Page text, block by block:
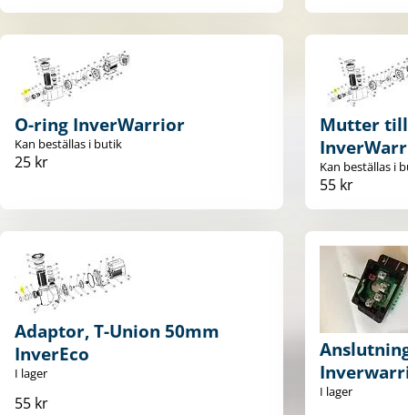
O-ring InverWarrior
Kan beställas i butik
25 kr
Mutter
Kan beställas i
55 kr
Adaptor, T-Union 50mm
InverEco
I lager
55 kr
I lager